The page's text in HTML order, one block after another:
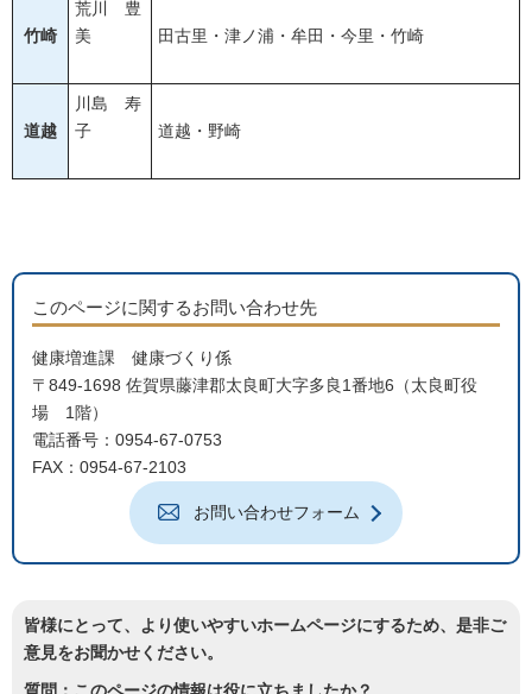
竹崎
荒川 豊
美
田古里・津ノ浦・牟田・今里・竹崎
道越
川島 寿
子
道越・野崎
このページに関するお問い合わせ先
健康増進課 健康づくり係
〒849-1698 佐賀県藤津郡太良町大字多良1番地6（太良町役
場 1階）
電話番号：0954-67-0753
FAX：0954-67-2103
お問い合わせフォーム
皆様にとって、より使いやすいホームページにするため、是非ご
意見をお聞かせください。